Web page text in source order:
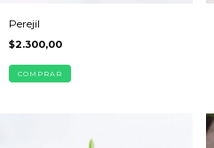
Perejil
$2.300,00
COMPRAR